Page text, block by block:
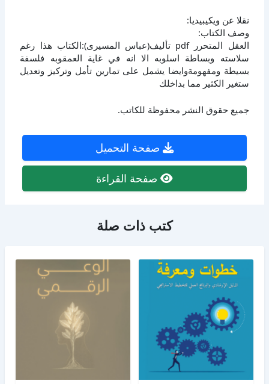
نقلا عن ويكيبيديا:
وصف الكتاب:
العقل المتحرر pdf تأليف(عباس المسيرى):الكتاب هذا رغم
سلاسته وبساطة اسلوبه الا انه في غاية العمقوبه فلسفة
بسيطة ومفهومةوايضا يشمل على تمارين تأمل وتركيز وتعديل
ستغير الكثير مما بداخلك
جميع حقوق النشر محفوظة للكاتب.
صفحة التحميل
صفحة القراءة
كتب ذات صلة